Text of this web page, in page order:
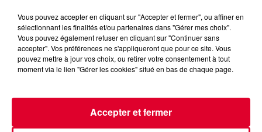
Vous pouvez accepter en cliquant sur "Accepter et fermer", ou affiner en
sélectionnant les finalités et/ou partenaires dans "Gérer mes choix".
Vous pouvez également refuser en cliquant sur "Continuer sans
accepter". Vos préférences ne s'appliqueront que pour ce site. Vous
pouvez mettre à jour vos choix, ou retirer votre consentement à tout
moment via le lien "Gérer les cookies" situé en bas de chaque page.
Accepter et fermer